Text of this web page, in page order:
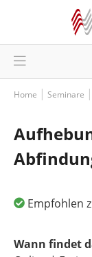
Home Seminare
Empfohlen
Wann findet